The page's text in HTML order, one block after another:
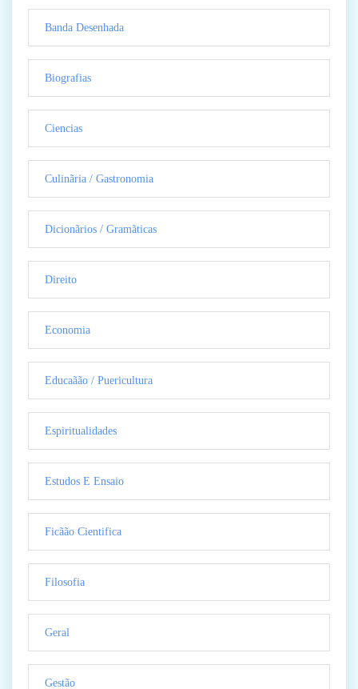
Banda Desenhada
Biografias
Ciencias
Culinãria / Gastronomia
Dicionãrios / Gramãticas
Direito
Economia
Educaãão / Puericultura
Espiritualidades
Estudos E Ensaio
Ficãão Cientifica
Filosofia
Geral
Gestão